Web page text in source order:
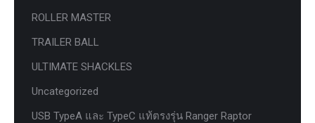
ROLLER MASTER
TRAILER BALL
ULTIMATE SHACKLES
Uncategorized
USB TypeA และ TypeC แท้ตรงรุ่น Ranger Raptor